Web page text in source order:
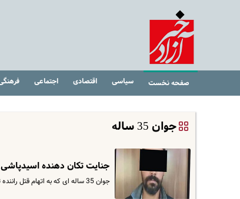
صفحه نخست سیاسی اقتصادی اجتماعی
جوان 35 ساله
جنایت تکان دهنده
جوان 35 ساله ای که به اتهام قتل راننده تاکسی تلفنی تحت تعقیب بود با شگردهای تخصصی کارآگاهان اداره جنایی پلیس آگاهی…